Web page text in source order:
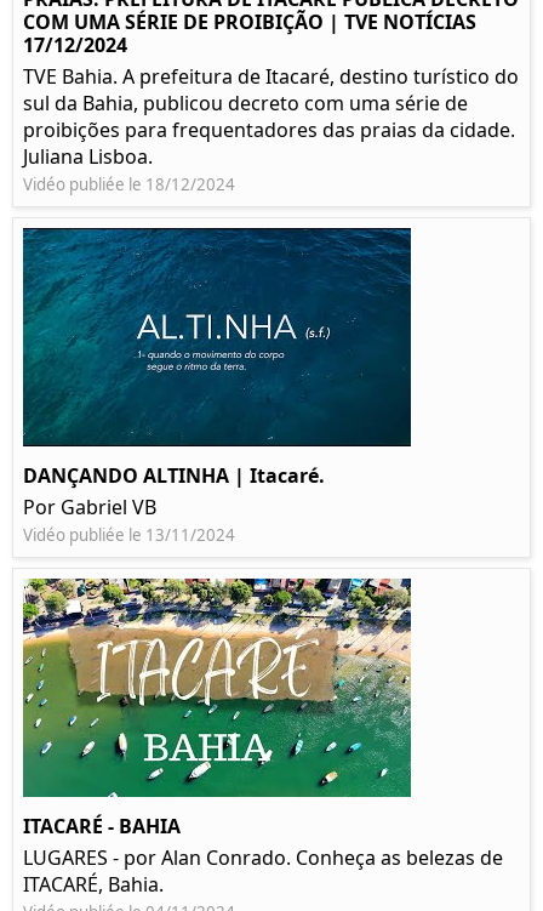
COM UMA SÉRIE DE PROIBIÇÃO | TVE NOTÍCIAS
17/12/2024
TVE Bahia. A prefeitura de Itacaré, destino turístico do
sul da Bahia, publicou decreto com uma série de
proibições para frequentadores das praias da cidade.
Juliana Lisboa.
Vidéo publiée le 18/12/2024
DANÇANDO ALTINHA | Itacaré.
Por Gabriel VB
Vidéo publiée le 13/11/2024
ITACARÉ - BAHIA
LUGARES - por Alan Conrado. Conheça as belezas de
ITACARÉ, Bahia.